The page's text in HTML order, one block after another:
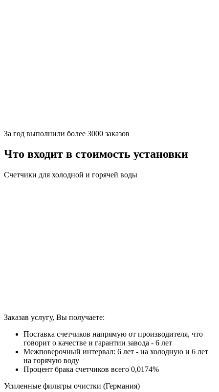
За год выполнили более 3000 заказов
Что входит в стоимость установки
Счетчики для холодной и горячей воды
Заказав услугу, Вы получаете:
Поставка счетчиков напрямую от производителя, что
говорит о качестве и гарантии завода - 6 лет
Межповерочный интервал: 6 лет - на холодную и 6 лет
на горячую воду
Процент брака счетчиков всего 0,0174%
Усиленные фильтры очистки (Германия)